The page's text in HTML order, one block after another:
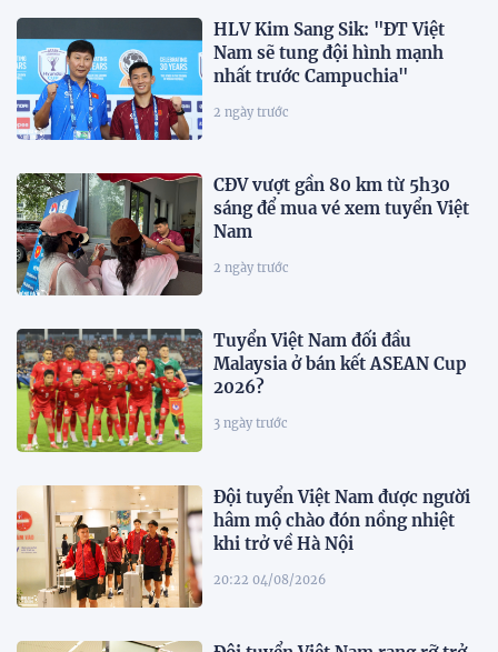
HLV Kim Sang Sik: "ĐT Việt
Nam sẽ tung đội hình mạnh
nhất trước Campuchia"
2 ngày trước
CĐV vượt gần 80 km từ 5h30
sáng để mua vé xem tuyển Việt
Nam
2 ngày trước
Tuyển Việt Nam đối đầu
Malaysia ở bán kết ASEAN Cup
2026?
3 ngày trước
Đội tuyển Việt Nam được người
hâm mộ chào đón nồng nhiệt
khi trở về Hà Nội
20:22 04/08/2026